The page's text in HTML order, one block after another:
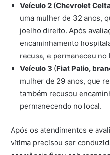
Veículo 2 (Chevrolet
uma mulher de 32 anos,
joelho direito. Após
encaminhamento
recusa, e permaneceu no
Veículo 3 (Fiat Palio,
mulher de 29 anos, que
também recusou
permanecendo no local.
Após os atendimentos e
vítima precisou ser